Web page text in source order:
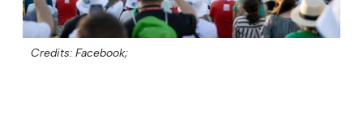
Credits: Facebook;